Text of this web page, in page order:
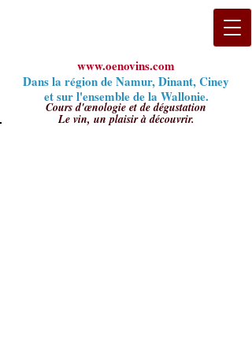
www.oenovins.com
Dans la région de Namur, Dinant, Ciney
et sur l'ensemblede la Wallonie.
Cours d'œnologie et de dégustation
Le vin, un plaisir à découvrir.